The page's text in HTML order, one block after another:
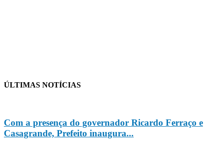
ÚLTIMAS NOTÍCIAS
Com a presença do governador Ricardo Ferraço e
Casagrande, Prefeito inaugura...